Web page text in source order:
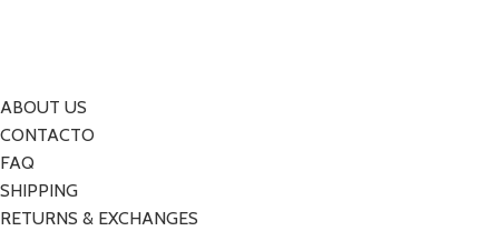
ABOUT US
CONTACTO
FAQ
SHIPPING
RETURNS & EXCHANGES